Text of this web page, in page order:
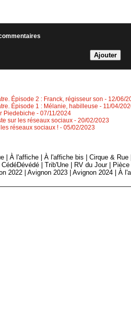
Épisode 2 : Franck, régisseur son - 12/06/
Épisode 1 : Mélanie, habilleuse - 11/04/
Piedebiche - 07/11/2024
sur les réseaux sociaux - 20/02/2023
réseaux sociaux ! - 05/02/2023
|À l'affiche |À l'affiche bis |Cirque & Rue
|CédéDévédé |Trib'Une RV du Jour
2022 |Avignon 2023 |Avignon 2024 |À